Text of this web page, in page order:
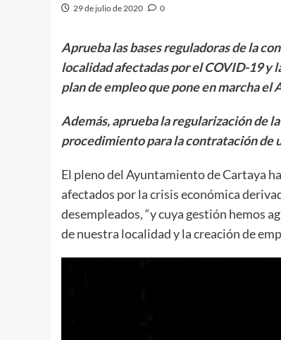
29 de julio de 2020 0
Aprueba las bases reguladoras de la
localidad afectadas por el COVID-19 y
plan de empleo que pone en marcha
Además, aprueba la regularización de
procedimiento para la contratación de
El pleno del Ayuntamiento de Cartaya
afectados por la crisis económica
desempleados, “y cuya gestión hemos
de nuestra localidad y la creación de